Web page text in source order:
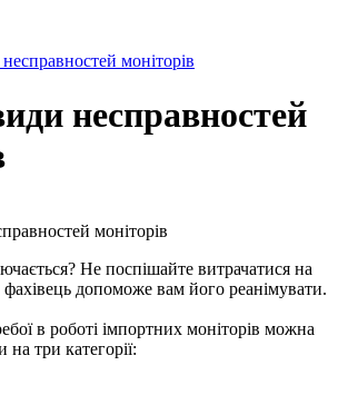
моніторів
несправностей
Не поспішайте витрачатися на
допоможе вам його реанімувати.
в роботі імпортних моніторів можна
на три категорії: